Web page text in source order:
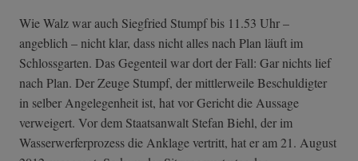
Wie Walz war auch Siegfried Stumpf bis 11.53 Uhr –
angeblich – nicht klar, dass nicht alles nach Plan läuft im
Schlossgarten. Das Gegenteil war dort der Fall: Gar nichts lief
nach Plan. Der Zeuge Stumpf, der mittlerweile Beschuldigter
in selber Angelegenheit ist, hat vor Gericht die Aussage
verweigert. Vor dem Staatsanwalt Stefan Biehl, der im
Wasserwerferprozess die Anklage vertritt, hat er am 21. August